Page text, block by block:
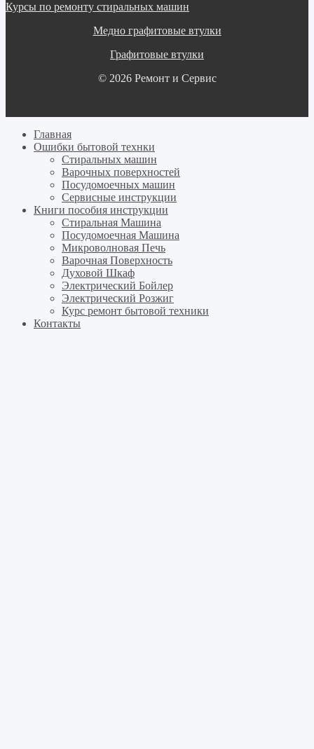
Курсы по ремонту стиральных машин
Медно графитовые втулки
Графитовые втулки
© 2026 Ремонт и Сервис
Главная
Ошибки бытовой технки
Cтиральных машин
Варочных поверхностей
Посудомоечных машин
Cервисные инструкции
Книги пособия инструкции
Стиральная Машина
Посудомоечная Машина
Микроволновая Печь
Варочная Поверхность
Духовой Шкаф
Электрический Бойлер
Электрический Розжиг
Курс ремонт бытовой техники
Контакты